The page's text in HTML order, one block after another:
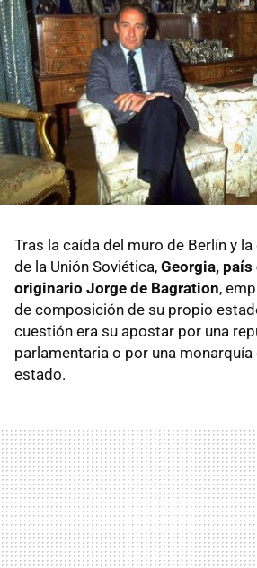
Tras la caída del muro de Berlín y
de la Unión Soviética, Georgia, país
originario Jorge de Bagration,
de composición de su propio
cuestión era su apostar por una
parlamentaria o por una
estado.